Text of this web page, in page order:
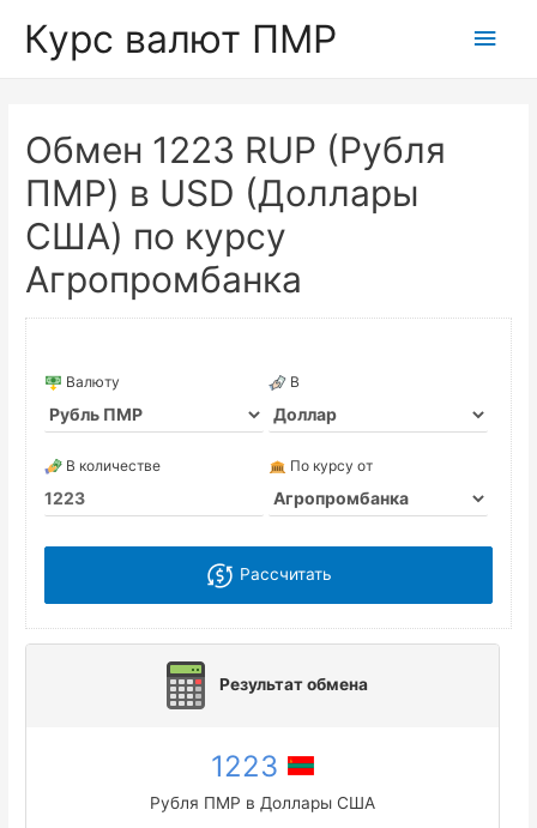
Курс валют ПМР
Обмен 1223 RUP (Рубля
ПМР) в USD (Доллары
США) по курсу
Агропромбанка
Валюту В
В количестве По курсу от
Рассчитать
Результат обмена
1223
Рубля ПМР в Доллары США